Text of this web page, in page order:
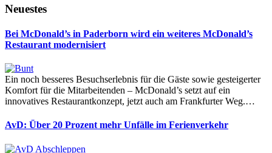
Neuestes
Bei McDonald’s in Paderborn wird ein weiteres McDonald’s
Restaurant modernisiert
Ein noch besseres Besuchserlebnis für die Gäste sowie gesteigerter
Komfort für die Mitarbeitenden – McDonald’s setzt auf ein
innovatives Restaurantkonzept, jetzt auch am Frankfurter Weg.…
AvD: Über 20 Prozent mehr Unfälle im Ferienverkehr